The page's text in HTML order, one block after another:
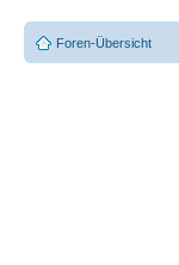
Foren-Übersicht